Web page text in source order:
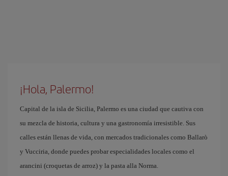
¡Hola, Palermo!
Capital de la isla de Sicilia, Palermo es una ciudad que cautiva con
su mezcla de historia, cultura y una gastronomía irresistible. Sus
calles están llenas de vida, con mercados tradicionales como Ballarò
y Vucciria, donde puedes probar especialidades locales como el
arancini (croquetas de arroz) y la pasta alla Norma.